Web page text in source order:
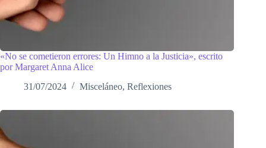
«No se cometieron errores: Un Himno a la Justicia», escrito
por Margaret Anna Alice
31/07/2024
Misceláneo, Reflexiones